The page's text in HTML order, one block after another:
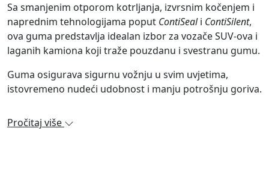
Sa smanjenim otporom kotrljanja, izvrsnim kočenjem i
naprednim tehnologijama poput ContiSeali ContiSilent,
ova guma predstavlja idealan izbor za vozače SUV-ova i
laganih kamiona koji traže pouzdanu i svestranu gumu.
Guma osigurava sigurnu vožnju u svim uvjetima,
istovremeno nudeći udobnost i manju potrošnju goriva.
Pročitaj više